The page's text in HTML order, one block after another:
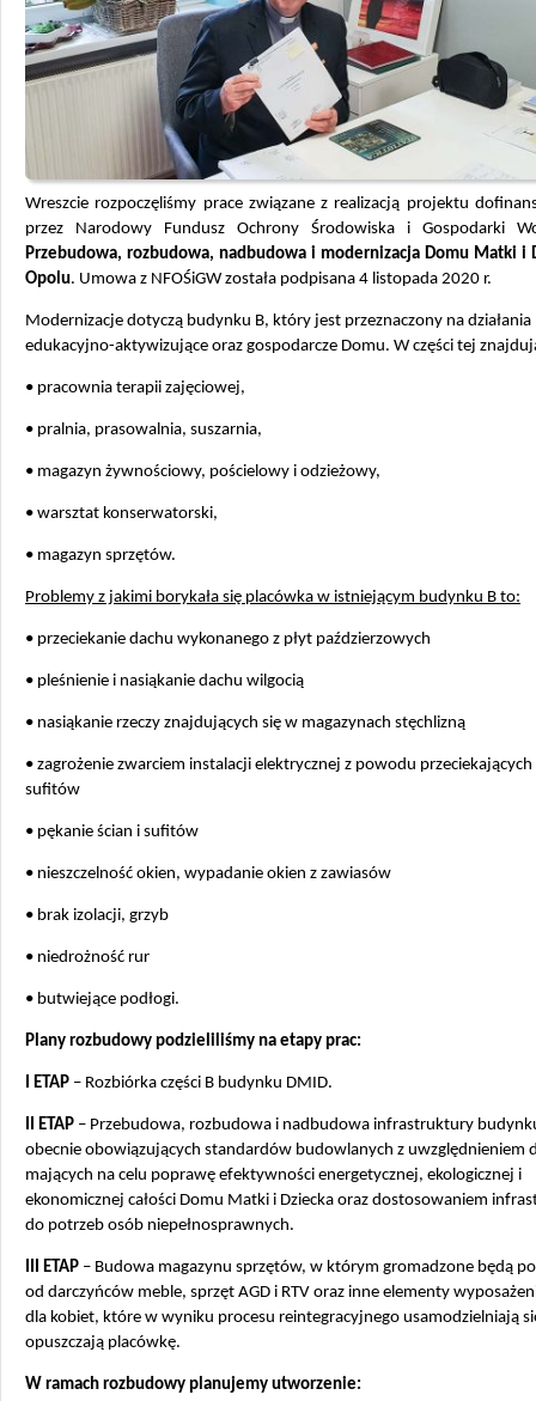
Wreszcie rozpoczęliśmy prace związane z realizacją projektu
przez Narodowy Fundusz Ochrony Środowiska i Gospodarki
Przebudowa, rozbudowa, nadbudowa i modernizacja Domu Matki i
Opolu. Umowa z NFOŚiGW została podpisana 4 listopada 2020 r.
Modernizacje dotyczą budynku B, który jest przeznaczony na działania
edukacyjno-aktywizujące oraz gospodarcze Domu. W części tej
• pracownia terapii zajęciowej,
• pralnia, prasowalnia, suszarnia,
• magazyn żywnościowy, pościelowy i odzieżowy,
• warsztat konserwatorski,
• magazyn sprzętów.
Problemy z jakimi borykała się placówka w istniejącym budynku B to:
• przeciekanie dachu wykonanego z płyt paździerzowych
• pleśnienie i nasiąkanie dachu wilgocią
• nasiąkanie rzeczy znajdujących się w magazynach stęchlizną
• zagrożenie zwarciem instalacji elektrycznej z powodu przeciekających
sufitów
• pękanie ścian i sufitów
• nieszczelność okien, wypadanie okien z zawiasów
• brak izolacji, grzyb
• niedrożność rur
• butwiejące podłogi.
Plany rozbudowy podzieliliśmy na etapy prac:
I ETAP – Rozbiórka części B budynku DMID.
II ETAP – Przebudowa, rozbudowa i nadbudowa infrastruktury
obecnie obowiązujących standardów budowlanych z uwzględnieniem
mających na celu poprawę efektywności energetycznej, ekologicznej i
ekonomicznej całości Domu Matki i Dziecka oraz dostosowaniem
do potrzeb osób niepełnosprawnych.
III ETAP – Budowa magazynu sprzętów, w którym gromadzone będą
od darczyńców meble, sprzęt AGD i RTV oraz inne elementy
dla kobiet, które w wyniku procesu reintegracyjnego usamodzielniają
opuszczają placówkę.
W ramach rozbudowy planujemy utworzenie: